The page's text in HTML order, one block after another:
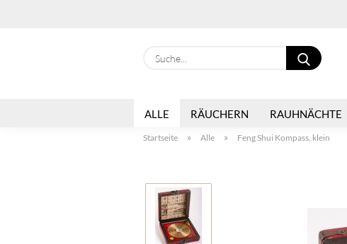
Suche...
ALLE RÄUCHERN RAUHNÄCHTE
Startseite » Alle » Feng Shui Kompass, klein